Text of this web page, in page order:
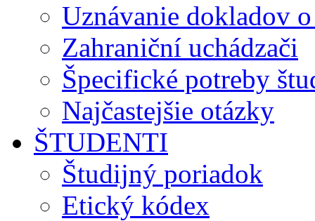
Uznávanie dokladov
Zahraniční uchádzači
Špecifické potreby
Najčastejšie otázky
ŠTUDENTI
Študijný poriadok
Etický kódex